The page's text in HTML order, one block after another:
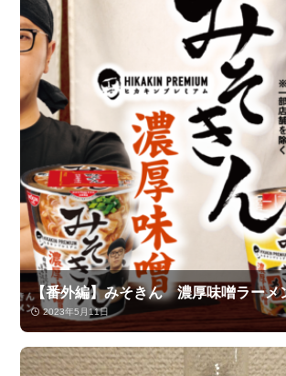
【番外編】みそきん 濃厚味噌ラーメ
2023年5月11日